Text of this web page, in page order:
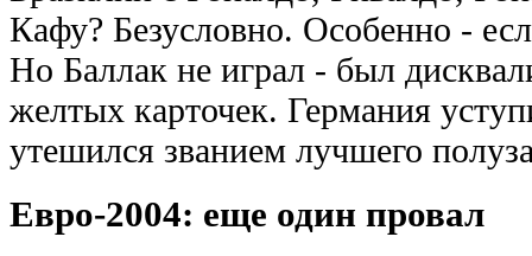
Кафу? Безусловно. Особенно -
Но Баллак не играл - был
желтых карточек. Германия
утешился званием лучшего
Евро-2004: еще один провал